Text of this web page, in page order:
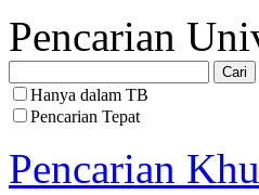
Pencarian
Hanya dalam TB
Pencarian Tepat
Pencarian